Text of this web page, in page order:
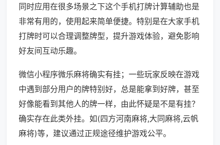
同时应用在很多场景之下这个手机打牌计算辅助也是
非常有用的，使用起来简单便捷。特别是在大家手机
打牌时可以合理调整牌型，提升游戏体验，避免影响
好友间互动乐趣。
微信小程序微乐麻将确实有挂；一些玩家反映在游戏
中遇到部分用户的牌特别好，总是能拿到好牌，甚至
好像能看到其他人的牌一样，由此怀疑是不是有挂？
确实存在此类外挂。如(四方河南麻将,大同麻将,云帆
麻将)等，建议通过正规途径维护游戏公平。